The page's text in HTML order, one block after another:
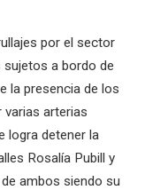
por el sector
sujetos a bordo de
la presencia de los
varias arterias
logra detener la
Rosalía Pubill y
ambos siendo su